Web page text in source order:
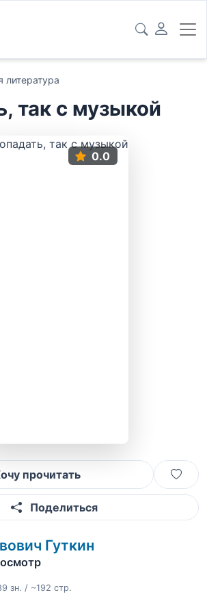
литература
так с музыкой
0.0
прочитать
Поделиться
Гуткин
зн. / ~192 стр.